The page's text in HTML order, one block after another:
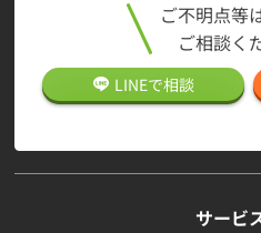
ご不明点等
ご相談く
LINEで相談
サービ